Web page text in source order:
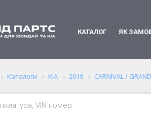
КАТАЛОГ ЯК
Каталоги KIA 2019 CARNIVAL /